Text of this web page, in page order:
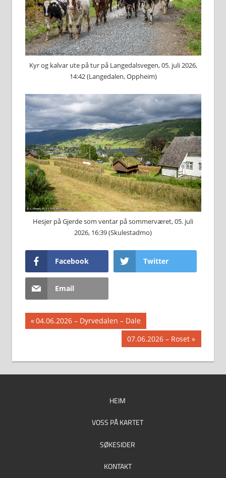
Kyr og kalvar ute på tur på Langedalsvegen, 05. juli 2026,
14:42 (Langedalen, Oppheim)
Hesjer på Gjerde som ventar på sommerværet, 05. juli
2026, 16:39 (Skulestadmo)
Facebook Twitter
Email
Innleggsnavigasjon
Previous
04.06.2026 – Dyrvedalen – Dale
Next
Post:
07.06.2026 – Roset
HEIM
VOSS PÅ KARTET
SØKESIDER
KONTAKT